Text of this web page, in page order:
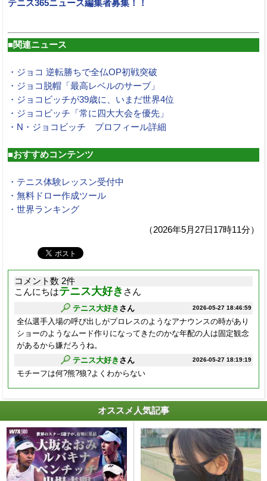
テニス365ニュース編集者募集！！
■関連ニュース
・ジョコ 逆転勝ちで全仏OP初戦突破
・ジョコ脱帽「最高レベルのサーブ」
・ジョコビッチが39歳に、いまだ世界4位
・ジョコビッチ「常に四大大会を優先」
・N・ジョコビッチ プロフィール詳細
■おすすめコンテンツ
・テニス体験レッスン受付中
・無料ドロー作成ツール
・世界ランキング
（2026年5月27日17時11分）
コメント数 2件
こんにちはテニス大好き さん
2026-05-27 18:46:59
テニス大好き さん
全仏選手入場の呼び出しがプロレスのようなアナウンスの時があり
ショーのようなムード作りになってきたのかな年配の人は固定観念
があるから嫌だろうね。
2026-05-27 18:19:19
テニス大好き さん
モチーフは何?熊?狼?よくわからない
オススメ人気記事